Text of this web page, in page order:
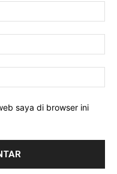
saya di browser ini